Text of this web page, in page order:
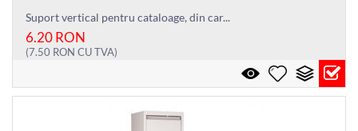
Suport vertical pentru cataloage, din car...
6.20RON
(7.50 RON CU TVA)